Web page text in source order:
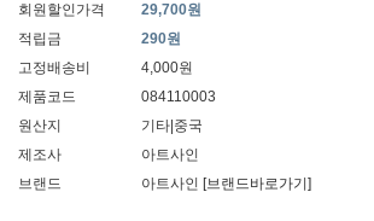
회원할인가격
29,700원
적립금
290원
고정배송비
4,000원
제품코드
084110003
원산지
기타|중국
제조사
아트사인
브랜드
아트사인 [브랜드바로가기]